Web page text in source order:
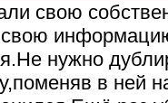
свою
нужно
в ней